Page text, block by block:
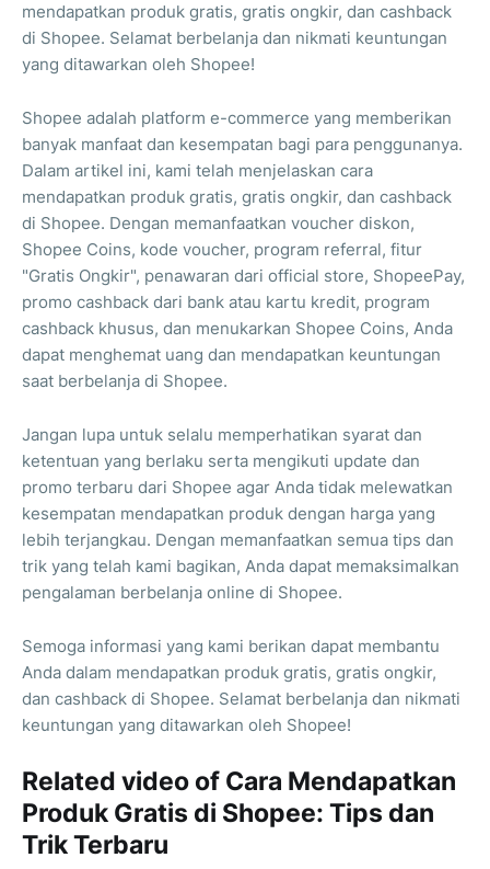
mendapatkan produk gratis, gratis ongkir, dan cashback
di Shopee. Selamat berbelanja dan nikmati keuntungan
yang ditawarkan oleh Shopee!
Shopee adalah platform e-commerce yang memberikan
banyak manfaat dan kesempatan bagi para penggunanya.
Dalam artikel ini, kami telah menjelaskan cara
mendapatkan produk gratis, gratis ongkir, dan cashback
di Shopee. Dengan memanfaatkan voucher diskon,
Shopee Coins, kode voucher, program referral, fitur
"Gratis Ongkir", penawaran dari official store, ShopeePay,
promo cashback dari bank atau kartu kredit, program
cashback khusus, dan menukarkan Shopee Coins, Anda
dapat menghemat uang dan mendapatkan keuntungan
saat berbelanja di Shopee.
Jangan lupa untuk selalu memperhatikan syarat dan
ketentuan yang berlaku serta mengikuti update dan
promo terbaru dari Shopee agar Anda tidak melewatkan
kesempatan mendapatkan produk dengan harga yang
lebih terjangkau. Dengan memanfaatkan semua tips dan
trik yang telah kami bagikan, Anda dapat memaksimalkan
pengalaman berbelanja online di Shopee.
Semoga informasi yang kami berikan dapat membantu
Anda dalam mendapatkan produk gratis, gratis ongkir,
dan cashback di Shopee. Selamat berbelanja dan nikmati
keuntungan yang ditawarkan oleh Shopee!
Related video of Cara Mendapatkan
Produk Gratis di Shopee: Tips dan
Trik Terbaru